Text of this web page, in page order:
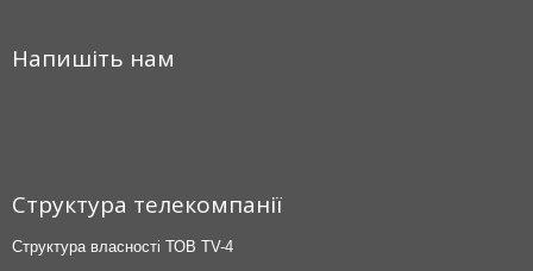
Напишіть нам
Структура телекомпанії
Структура власності ТОВ TV-4